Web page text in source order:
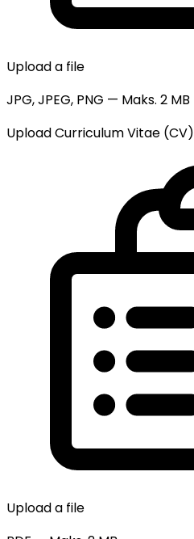
Upload a file
JPG, JPEG, PNG — Maks. 2 MB
Upload Curriculum Vitae (CV)
Upload a file